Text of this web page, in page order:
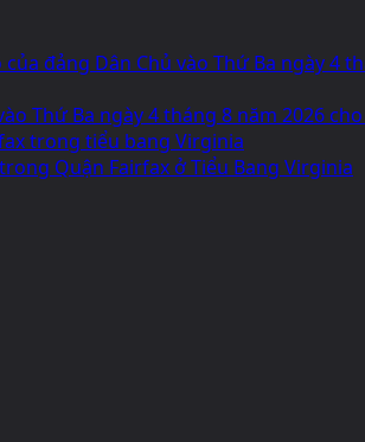
đảng Dân Chủ vào Thứ Ba ngày 4
Thứ Ba ngày 4 tháng 8 năm 2026
trong tiểu bang Virginia
Quận Fairfax ở Tiểu Bang Virginia